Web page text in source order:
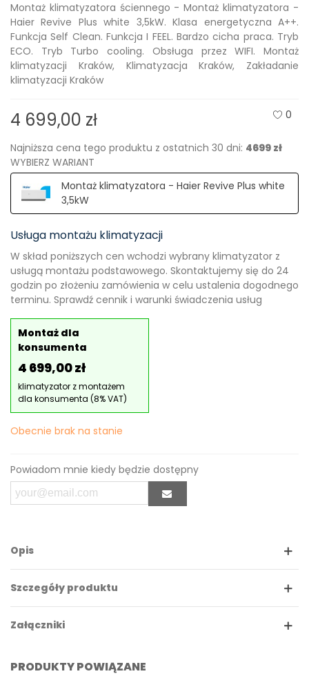
Montaż klimatyzatora ściennego - Montaż klimatyzatora -
Haier Revive Plus white 3,5kW. Klasa energetyczna A++.
Funkcja Self Clean. Funkcja I FEEL. Bardzo cicha praca. Tryb
ECO. Tryb Turbo cooling. Obsługa przez WIFI. Montaż
klimatyzacji Kraków, Klimatyzacja Kraków, Zakładanie
klimatyzacji Kraków
4 699,00 zł 0
Najniższa cena tego produktu z ostatnich 30 dni: 4699 zł
WYBIERZ WARIANT
Montaż klimatyzatora - Haier Revive Plus white
3,5kW
Usługa montażu klimatyzacji
W skład poniższych cen wchodzi wybrany klimatyzator z
usługą montażu podstawowego. Skontaktujemy się do 24
godzin po złożeniu zamówienia w celu ustalenia dogodnego
terminu. Sprawdź cennik i warunki świadczenia usług
Montaż dla
konsumenta
4 699,00 zł
klimatyzator z montażem
dla konsumenta (8% VAT)
Obecnie brak na stanie
Powiadom mnie kiedy będzie dostępny
Opis
Szczegóły produktu
Załączniki
PRODUKTY POWIĄZANE